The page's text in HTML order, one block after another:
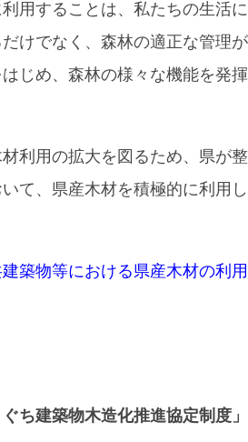
用することは、私たちの生活
けでなく、森林の適正な管理
じめ、森林の様々な機能を発
利用の拡大を図るため、県が
て、県産木材を積極的に利用
築物等における県産木材の利
ち建築物木造化推進協定制度」